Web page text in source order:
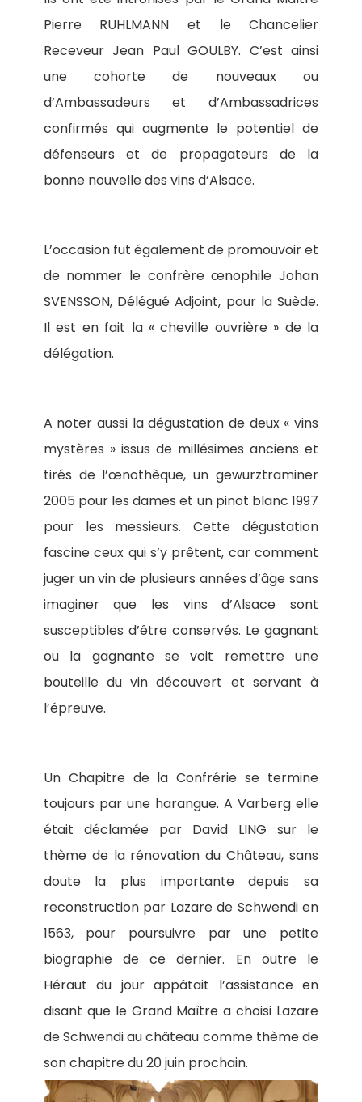
Pierre RUHLMANN et le Chancelier
Receveur Jean Paul GOULBY. C’est ainsi
une cohorte de nouveaux ou
d’Ambassadeurs et d’Ambassadrices
confirmés qui augmente le potentiel de
défenseurs et de propagateurs de la
bonne nouvelle des vins d’Alsace.
L’occasion fut également de promouvoir et
de nommer le confrère œnophile Johan
SVENSSON, Délégué Adjoint, pour la Suède.
Il est en fait la « cheville ouvrière » de la
délégation.
A noter aussi la dégustation de deux « vins
mystères » issus de millésimes anciens et
tirés de l’œnothèque, un gewurztraminer
2005 pour les dames et un pinot blanc 1997
pour les messieurs. Cette dégustation
fascine ceux qui s’y prêtent, car comment
juger un vin de plusieurs années d’âge sans
imaginer que les vins d’Alsace sont
susceptibles d’être conservés. Le gagnant
ou la gagnante se voit remettre une
bouteille du vin découvert et servant à
l’épreuve.
Un Chapitre de la Confrérie se termine
toujours par une harangue. A Varberg elle
était déclamée par David LING sur le
thème de la rénovation du Château, sans
doute la plus importante depuis sa
reconstruction par Lazare de Schwendi en
1563, pour poursuivre par une petite
biographie de ce dernier. En outre le
Héraut du jour appâtait l’assistance en
disant que le Grand Maître a choisi Lazare
de Schwendi au château comme thème de
son chapitre du 20 juin prochain.